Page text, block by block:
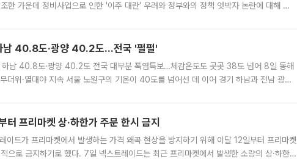
한 가운데 정비사업으로 인한 '이주 대란' 우려와 정부와의 정책 엇박자 논란에 대해 정
남 40.8도·광양 40.2도…전국 '펄펄'
남 40.8도·광양 40.2도 전국 대부분 폭염특보…체감온도도 곳곳 38도 넘어 8일 동해
더위·열대야 지속 서울 노원구의 기온이 40도를 넘어선 데 이어 경기 하남과 전남 광양
터 프리마켓 상·하한가 주문 한시 금지
이드가 프리마켓에서 발생하는 가격 왜곡 현상을 방지하기 위해 이달 12일부터 프리마켓
으로 금지하기로 했다. 7일 넥스트레이드는 최근 프리마켓에서 발생한 소량의 상·하한